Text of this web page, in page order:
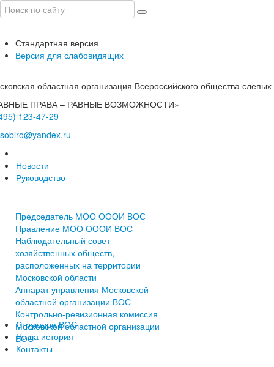
Стандартная версия
Версия для слабовидящих
областная организация Всероссийского общества слепых
ПРАВА – РАВНЫЕ ВОЗМОЖНОСТИ»
123-47-29
Новости
Руководство
Председатель МОО ОООИ ВОС
Правление МОО ОООИ ВОС
Наблюдательный совет
хозяйственных обществ,
расположенных на территории
Московской области
Аппарат управления Московской
областной организации ВОС
Контрольно-ревизионная комиссия
Московской областной организации
ВОС
Структура ВОС
Наша история
Контакты